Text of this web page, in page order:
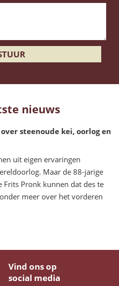
nieuws
steenoude kei, oorlog en
uit eigen ervaringen
Maar de 88-jarige
Frits Pronk kunnen dat des te
meer over het vorderen
Vind ons op
social media